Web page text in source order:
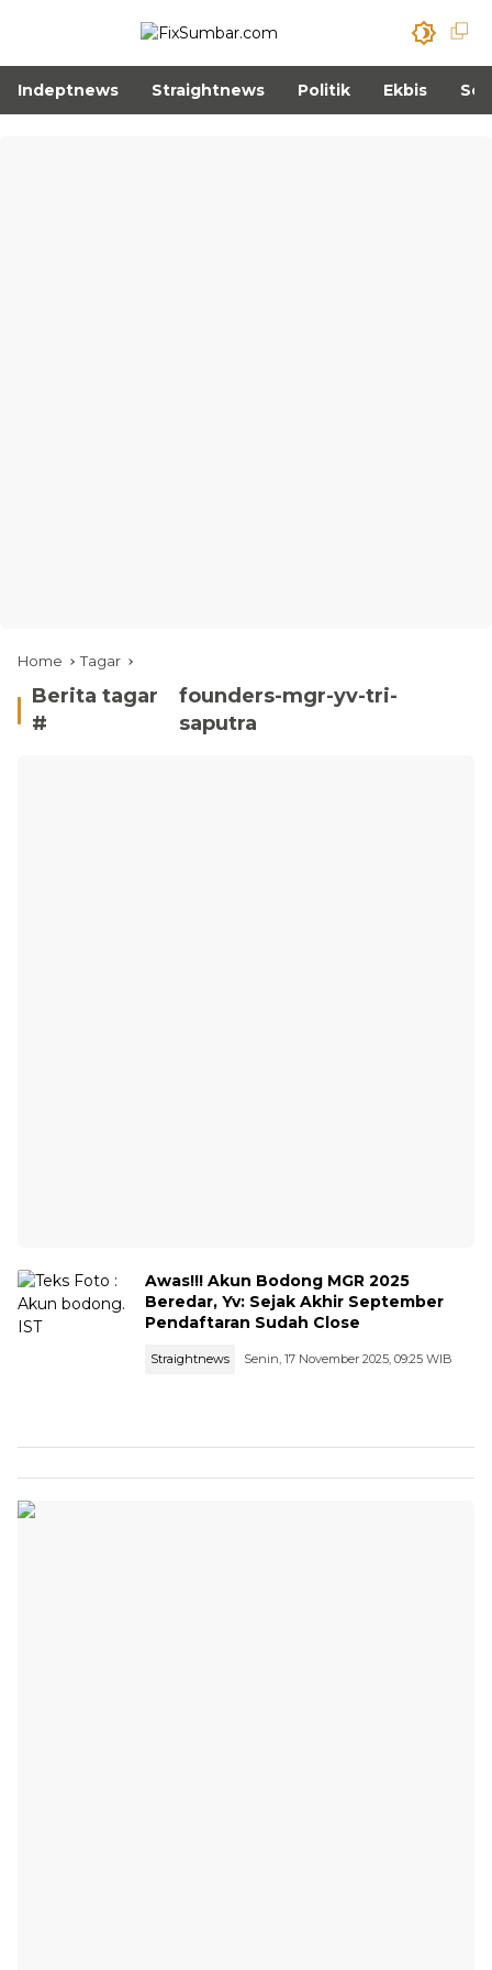
Indeptnews Straightnews Politik Ekbis
Home Tagar
Berita tagar
#
founders-mgr-yv-tri-
saputra
Awas!!! Akun Bodong MGR 2025
Beredar, Yv: Sejak Akhir September
Pendaftaran Sudah Close
Straightnews Senin, 17 November 2025, 09:25 WIB